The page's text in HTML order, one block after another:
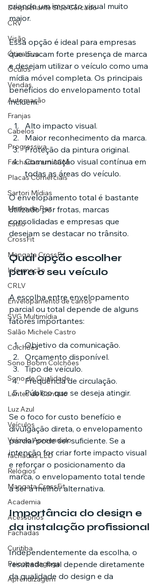
Despachante Sítio Cercado
CRV
Visão
Ótica Eva
Óculos
Vendas
Automação
Franjas
Cabelos
Progressiva
Fachadas em ACM
Placas Comerciais
Sartori Mídias
Marka da Paz
Estilo
CrossFit
Mangata CrossFit
Informação
CRLV
Envelopamento de carros
SVG Multimídia
Salão Michele Castro
Colchões
Sono Boom Colchões
Sono de Qualidade
Lentes de Contato
Luz Azul
Veículos
Veículo Apreendido
fachadas LED
Relógios
Mangata CrossFit
Academia
Acessórios
Fachadas
Curitiba
Psicopedagoga
Aprendizagem
criando um impacto visual muito
maior.
Essa opção é ideal para empresas
que buscam forte presença de marca
e desejam utilizar o veículo como uma
mídia móvel completa. Os principais
benefícios do envelopamento total
incluem:
Alto impacto visual.
Maior reconhecimento da marca.
Proteção da pintura original.
Comunicação visual contínua em
todas as áreas do veículo.
O envelopamento total é bastante
utilizado por frotas, marcas
consolidadas e empresas que
desejam se destacar no trânsito.
Qual opção escolher
para o seu veículo
A escolha entre envelopamento
parcial ou total depende de alguns
fatores importantes:
Objetivo da comunicação.
Orçamento disponível.
Tipo de veículo.
Frequência de circulação.
Público que se deseja atingir.
Se o foco for custo benefício e
divulgação direta, o envelopamento
parcial pode ser suficiente. Se a
intenção for criar forte impacto visual
e reforçar o posicionamento da
marca, o envelopamento total tende
a ser a melhor alternativa.
Importância do design e
da instalação profissional
Independentemente da escolha, o
resultado final depende diretamente
da qualidade do design e da